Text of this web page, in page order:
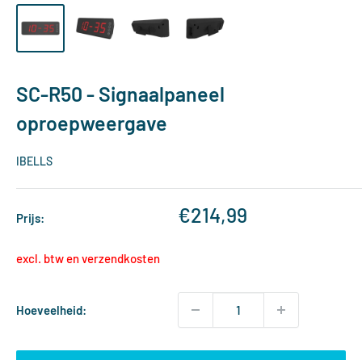
SC-R50 - Signaalpaneel
oproepweergave
IBELLS
Prijs: Verkoopprijs
€214,99
excl. btw en verzendkosten
Hoeveelheid: